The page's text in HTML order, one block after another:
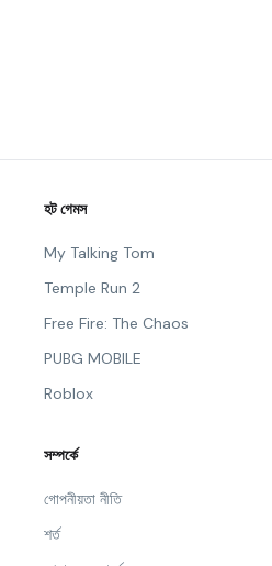
হট গেমস
My Talking Tom
Temple Run 2
Free Fire: The Chaos
PUBG MOBILE
Roblox
সম্পর্কে
গোপনীয়তা নীতি
শর্ত